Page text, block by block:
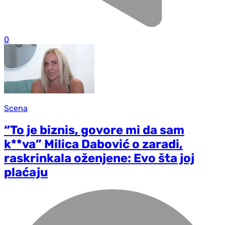
0
Scena
“To je biznis, govore mi da sam
k**va” Milica Dabović o zaradi,
raskrinkala oženjene: Evo šta joj
plaćaju